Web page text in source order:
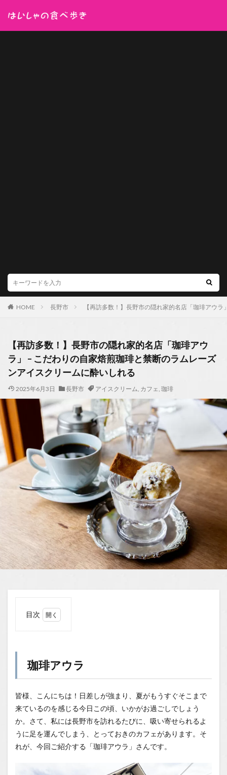
HOME 長野市 【再訪多数！】長野市の隠れ家的名店「珈琲アウ
【再訪多数！】長野市の隠れ家的名店「珈琲アウ
ラ」 – こだわりの自家焙煎珈琲と禁断のラムレーズ
ンアイスクリームに酔いしれる
2025年6月3日 長野市 アイスクリーム, カフェ, 珈琲
目次
1.0.1
人を虜
にする
ラムレ
アイス
クリー
1.1
珈琲アウラ
皆様、こんにちは！日差しが強まり、夏がもうすぐそこまで
来ているのを感じる今日この頃、いかがお過ごしでしょう
か。さて、私には長野市を訪れるたびに、吸い寄せられるよ
うに足を運んでしまう、とっておきのカフェがあります。そ
れが、今回ご紹介する「珈琲アウラ」さんです。